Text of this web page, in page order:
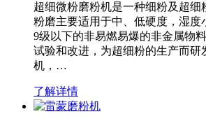
超细微粉磨粉机是一种细粉及超细
粉磨主要适用于中、低硬度，湿度
9级以下的非易燃易爆的非金属物
试验和改进，为超细粉的生产而研
机，…
了解详情